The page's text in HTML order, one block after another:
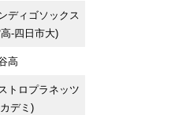
ディゴソックス
-四日市大)
高
トロプラネッツ
デミ)